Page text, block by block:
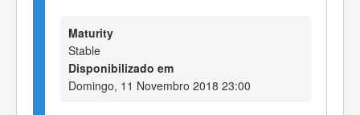
Maturity
Stable
Disponibilizado em
Domingo, 11 Novembro 2018 23:00